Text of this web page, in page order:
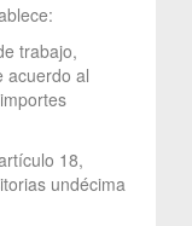
trabajo,
acuerdo al
18,
undécima